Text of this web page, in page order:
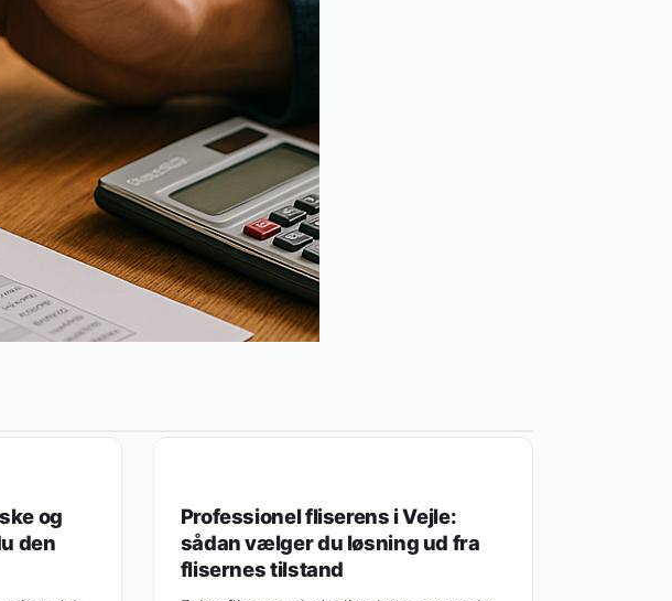
og
den
Professionel fliserens i Vejle:
sådan vælger du løsning ud fra
flisernes tilstand